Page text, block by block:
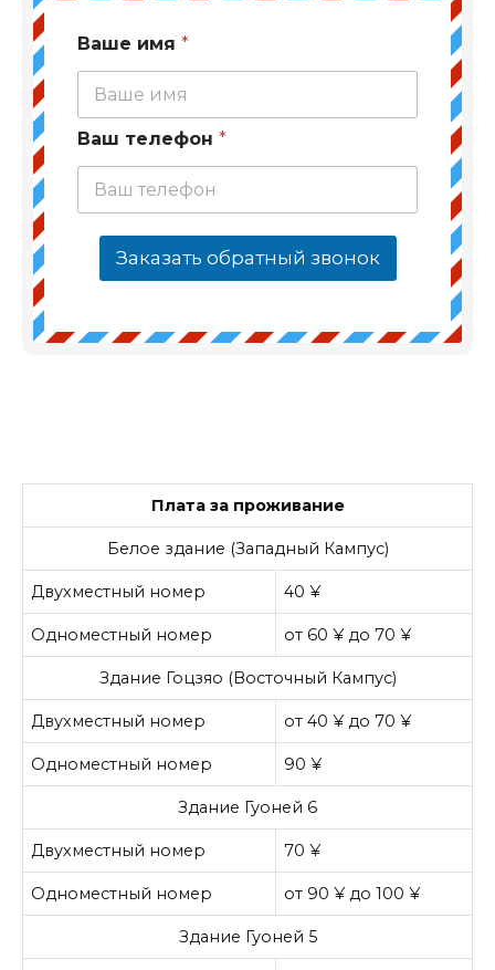
Ваше имя *
Ваш телефон *
Заказать обратный звонок
Плата за проживание
Белое здание (Западный Кампус)
Двухместный номер 40 ¥
Одноместный номер от 60 ¥ до 70 ¥
Здание Гоцзяо (Восточный Кампус)
Двухместный номер от 40 ¥ до 70 ¥
Одноместный номер 90 ¥
Здание Гуоней 6
Двухместный номер 70 ¥
Одноместный номер от 90 ¥ до 100 ¥
Здание Гуоней 5